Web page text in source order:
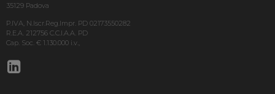
35129 Padova
P.IVA, N.Iscr.Reg.Impr. PD 02173550282
R.E.A. 212756 C.C.I.A.A. PD
Cap. Soc. € 1.130.000 i.v.,